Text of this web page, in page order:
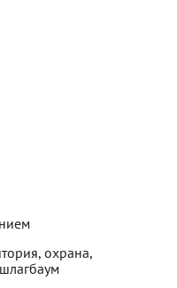
охрана,